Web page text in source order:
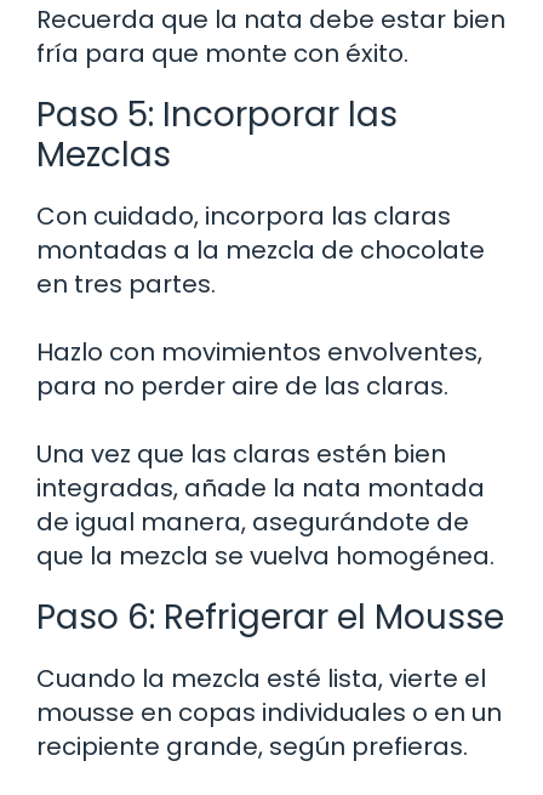
Recuerda que la nata debe estar bien
fría para que monte con éxito.
Paso 5: Incorporar las
Mezclas
Con cuidado, incorpora las claras
montadas a la mezcla de chocolate
en tres partes.
Hazlo con movimientos envolventes,
para no perder aire de las claras.
Una vez que las claras estén bien
integradas, añade la nata montada
de igual manera, asegurándote de
que la mezcla se vuelva homogénea.
Paso 6: Refrigerar el Mousse
Cuando la mezcla esté lista, vierte el
mousse en copas individuales o en un
recipiente grande, según prefieras.